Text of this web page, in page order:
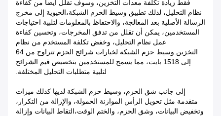
فقط زيادة تكلفة معدات التخزين، وسوف تقلل أيضا من كفاءة
نظام التحليل، لذلك تطبيق وسيط الحزم الشبكة،الحيوية إلى مخرج
الرسالة الأصلية بعد المعالجة، والاحتفاظ بالمعلومات لتلبية احتياجات
المستخدمين، يمكن أن تقلل من تدفق المخرجات، وتحسين كفاءة
عمل نظام التحليل، وخفض تكلفة المستخدم من نظام
التخزين.وسيط حزم الشبكة لخيارات شرائح الحزم تتراوح من 64
إلى 1518 بايت، مما يسمح للمستخدمين بتخصيص قيم الشرائح
لتلبية متطلبات التحليل المختلفة.
إلى جانب شق الحزم، وسيط حزم الشبكة لديها كذلك ميزات
متقدمة مثل تحويل الرأس الموازنة الحمولة، والإزالة من التكرار،
وتخفيض البيانات، وشق الحزم، والختم الوقت،التقاط البيانات وإزالة